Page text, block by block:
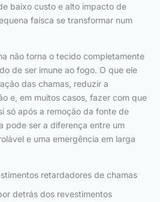
baixo custo e alto impacto de
faísca se transformar num
não torna o tecido completamente
de ser imune ao fogo. O que ele
das chamas, reduzir a
e, em muitos casos, fazer com que
só após a remoção da fonte de
pode ser a diferença entre um
e uma emergência em larga
retardadores de chamas
detrás dos revestimentos